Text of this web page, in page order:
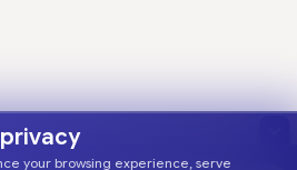
your browsing experience, serve